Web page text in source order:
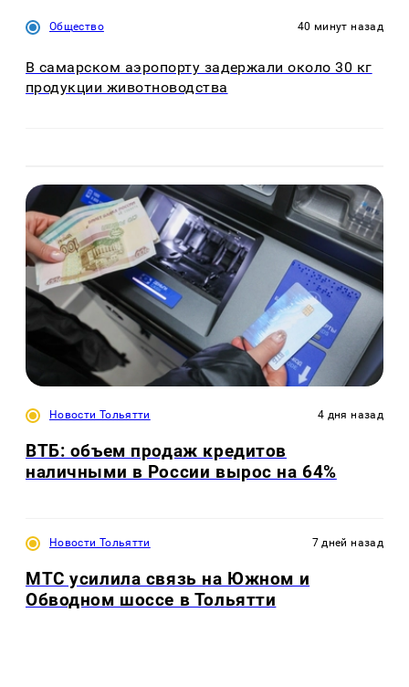
Общество 40 минут назад
В самарском аэропорту задержали около 30 кг
продукции животноводства
Новости Тольятти 4 дня назад
ВТБ: объем продаж кредитов
наличными в России вырос на 64%
Новости Тольятти 7 дней назад
МТС усилила связь на Южном и
Обводном шоссе в Тольятти